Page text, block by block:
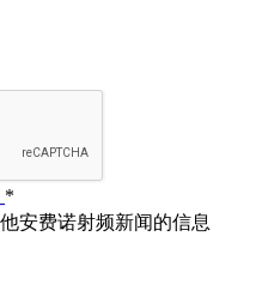
*
安费诺射频新闻的信息